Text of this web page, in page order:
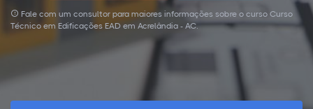
Fale com um consultor para maiores informações sobre o curso Curso
Técnico em Edificações EAD em Acrelândia - AC.